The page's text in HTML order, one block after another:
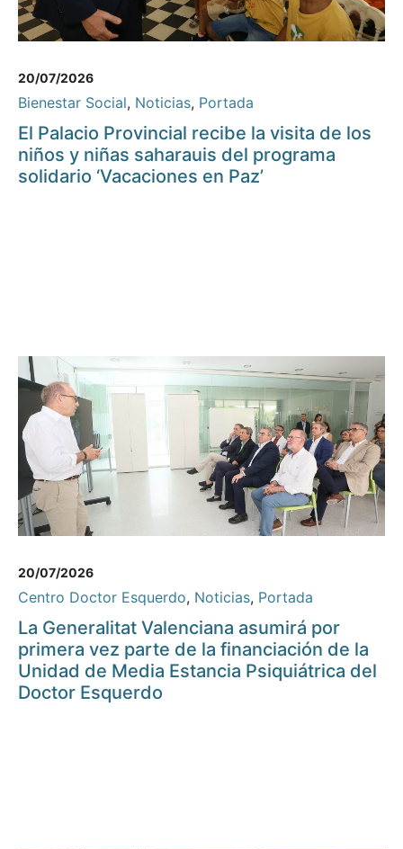
20/07/2026
Bienestar Social, Noticias, Portada
El Palacio Provincial recibe la visita de los
niños y niñas saharauis del programa
solidario ‘Vacaciones en Paz’
20/07/2026
Centro Doctor Esquerdo, Noticias, Portada
La Generalitat Valenciana asumirá por
primera vez parte de la financiación de la
Unidad de Media Estancia Psiquiátrica del
Doctor Esquerdo